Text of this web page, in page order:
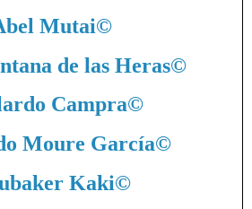
Mutai©
de las Heras©
Campra©
Moure García©
Kaki©